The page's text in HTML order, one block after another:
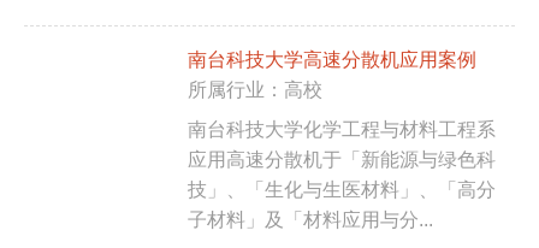
南台科技大学高速分散机应用案例
所属行业：高校
南台科技大学化学工程与材料工程系
应用高速分散机于「新能源与绿色科
技」、「生化与生医材料」、「高分
子材料」及「材料应用与分...